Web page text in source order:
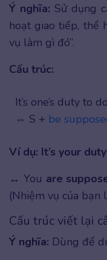
Ý nghĩa: Sử dụng
hoạt giao tiếp, thể
vụ làm gì đó”.
Cấu trúc:
It’s one’s duty to
⇔ S + be
Ví dụ: It’s your
↔ You are
(Nhiệm vụ của bạn
Cấu trúc viết lại
Ý nghĩa: Dùng để